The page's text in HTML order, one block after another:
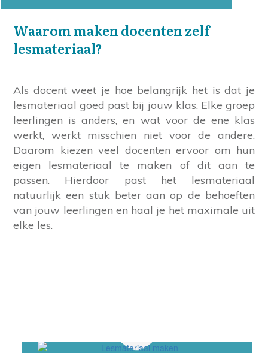
Waarom maken docenten zelf
lesmateriaal?
Als docent weet je hoe belangrijk het is dat je
lesmateriaal goed past bij jouw klas. Elke groep
leerlingen is anders, en wat voor de ene klas
werkt, werkt misschien niet voor de andere.
Daarom kiezen veel docenten ervoor om hun
eigen lesmateriaal te maken of dit aan te
passen. Hierdoor past het lesmateriaal
natuurlijk een stuk beter aan op de behoeften
van jouw leerlingen en haal je het maximale uit
elke les.